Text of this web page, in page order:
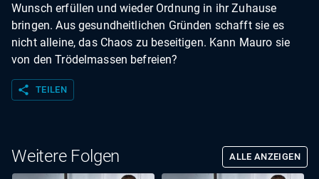
Wunsch erfüllen und wieder Ordnung in ihr Zuhause
bringen. Aus gesundheitlichen Gründen schafft sie es
nicht alleine, das Chaos zu beseitigen. Kann Mauro sie
von den Trödelmassen befreien?
share TEILEN
Weitere Folgen ALLE ANZEIGEN